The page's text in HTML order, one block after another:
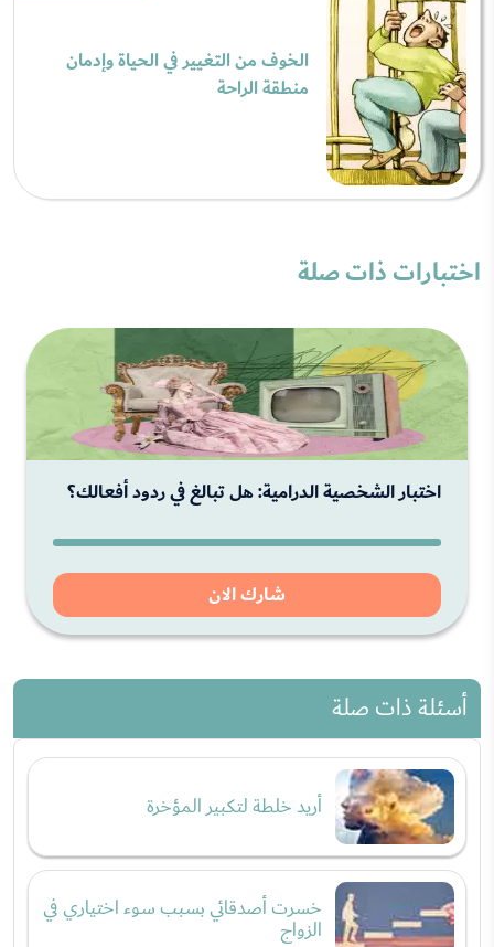
الخوف من التغيير في الحياة وإدمان
منطقة الراحة
اختبارات ذات صلة
اختبار الشخصية الدرامية: هل تبالغ في ردود أفعالك؟
شارك الان
أسئلة ذات صلة
أريد خلطة لتكبير المؤخرة
خسرت أصدقائي بسبب سوء اختياري في
الزواج